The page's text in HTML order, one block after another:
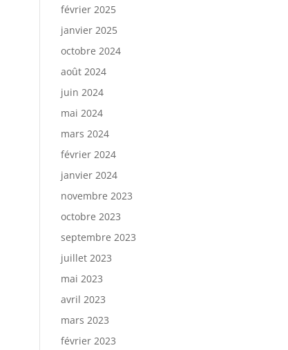
février 2025
janvier 2025
octobre 2024
août 2024
juin 2024
mai 2024
mars 2024
février 2024
janvier 2024
novembre 2023
octobre 2023
septembre 2023
juillet 2023
mai 2023
avril 2023
mars 2023
février 2023